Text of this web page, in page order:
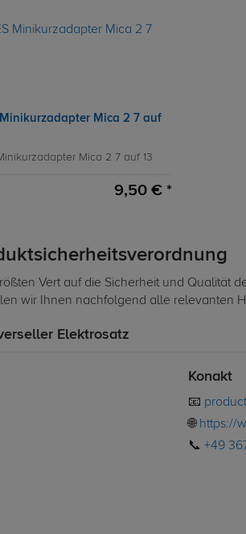
Mica 2 7 auf
Mica 2 7 auf 13
9,50 € *
Vert auf die Sicherheit und Qualität
wir Ihnen nachfolgend alle relevanten
Elektrosatz
Konakt
📧
🌐 https://
📞 +49